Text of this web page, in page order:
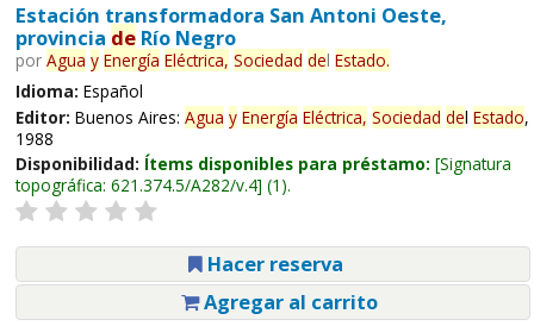
Estación transformadora San Antoni Oeste,
provincia deRío Negro
por Agua y Energía Eléctrica, Sociedad del Estado.
Idioma: Español
Editor: Buenos Aires: Agua y Energía Eléctrica, Sociedad del Estado,
1988
Disponibilidad: Ítems disponibles para préstamo: Signatura
topográfica: 621.374.5/A282/v.4 (1).
Hacer reserva
Agregar al carrito